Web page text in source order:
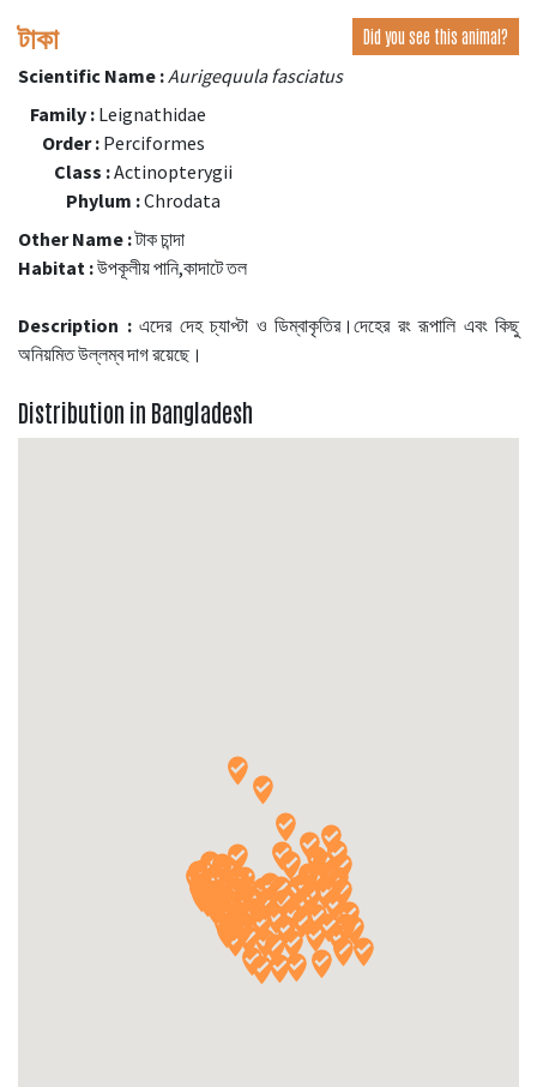
টাকা Did you see this animal?
Scientific Name :Aurigequula fasciatus
Family : Leignathidae
Order : Perciformes
Class :Actinopterygii
Phylum :Chrodata
Other Name :টাক চান্দা
Habitat :উপকূলীয় পানি,কাদাটে তল
Description :এদের দেহ চ্যাপ্টা ও ডিম্বাকৃতির।দেহের রং রূপালি এবং কিছু
অনিয়মিত উল্লম্ব দাগ রয়েছে।
Distribution in Bangladesh